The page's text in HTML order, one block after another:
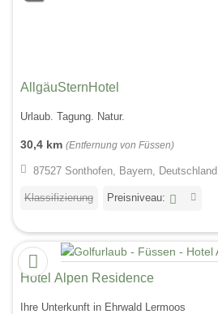
AllgäuSternHotel
Urlaub. Tagung. Natur.
30,4 km (Entfernung von Füssen)
87527 Sonthofen, Bayern, Deutschland
Klassifizierung Preisniveau:
Hotel Alpen Residence
Ihre Unterkunft in Ehrwald Lermoos